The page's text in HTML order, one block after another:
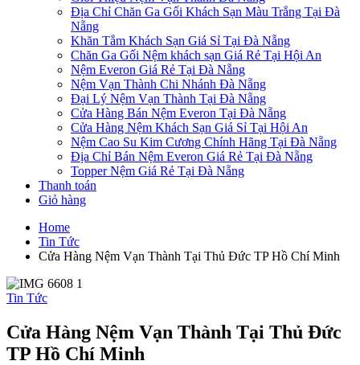
Địa Chỉ Chăn Ga Gối Khách Sạn Màu Trắng Tại Đà
Nẵng
Khăn Tắm Khách Sạn Giá Sỉ Tại Đà Nẵng
Chăn Ga Gối Nệm khách sạn Giá Rẻ Tại Hội An
Nệm Everon Giá Rẻ Tại Đà Nẵng
Nệm Vạn Thành Chi Nhánh Đà Nẵng
Đại Lý Nệm Vạn Thành Tại Đà Nẵng
Cửa Hàng Bán Nệm Everon Tại Đà Nẵng
Cửa Hàng Nệm Khách Sạn Giá Sỉ Tại Hội An
Nệm Cao Su Kim Cương Chính Hãng Tại Đà Nẵng
Địa Chỉ Bán Nệm Everon Giá Rẻ Tại Đà Nẵng
Topper Nệm Giá Rẻ Tại Đà Nẵng
Thanh toán
Giỏ hàng
Home
Tin Tức
Cửa Hàng Nệm Vạn Thành Tại Thủ Đức TP Hồ Chí Minh
Tin Tức
Cửa Hàng Nệm Vạn Thành Tại Thủ Đức
TP Hồ Chí Minh